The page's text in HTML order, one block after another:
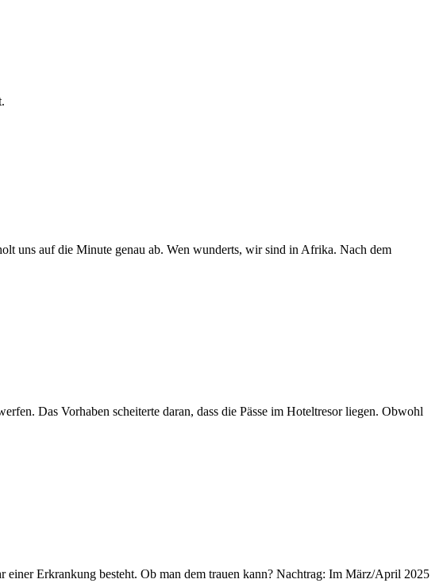
uns auf die Minute genau ab. Wen wunderts, wir sind in Afrika. Nach dem
Das Vorhaben scheiterte daran, dass die Pässe im Hoteltresor liegen. Obwohl
Erkrankung besteht. Ob man dem trauen kann? Nachtrag: Im März/April 2025